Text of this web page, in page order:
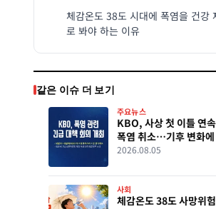
체감온도 38도 시대에 폭염을 건강
로 봐야 하는 이유
같은 이슈 더 보기
주요뉴스
KBO, 사상 첫 이틀 연
폭염 취소…기후 변화에
시험대
2026.08.05
사회
체감온도 38도 사망위